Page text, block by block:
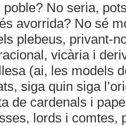
No seria,
avorrida? No sé
plebeus, privant-
vicària i
(ai, les models
siga quin siga
de cardenals i
lords i comtes,